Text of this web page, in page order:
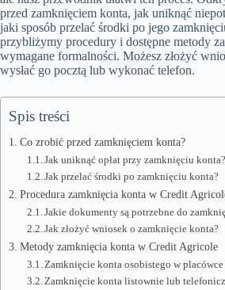
przed zamknięciem konta, jak uniknąć
jaki sposób przelać środki po jego
przybliżymy procedury i dostępne metody
wymagane formalności. Możesz złożyć
wysłać go pocztą lub wykonać telefon.
Spis treści
Co zrobić przed zamknięciem konta?
Jak uniknąć opłat przy zamknięciu konta?
Jak przelać środki po zamknięciu konta?
Procedura zamknięcia konta w Credit
Jakie dokumenty są potrzebne do
Jak złożyć wniosek o zamknięcie konta?
Metody zamknięcia konta w Credit Agricole
Zamknięcie konta osobistego w placówce
Zamknięcie konta listownie lub